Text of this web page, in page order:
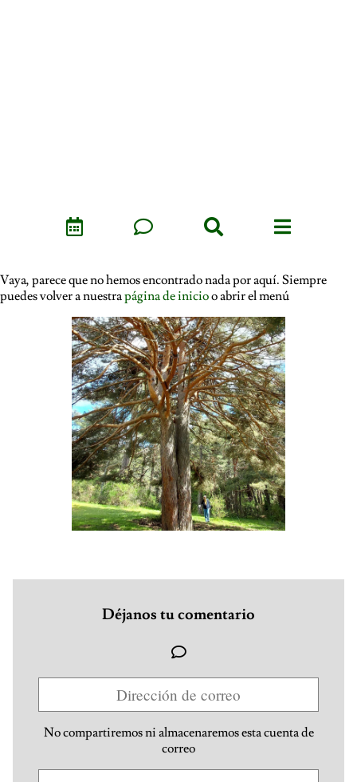
Vaya, parece que no hemos encontrado nada por aquí. Siempre
puedes volver a nuestrapágina de inicioo abrir el menú
Déjanos tu comentario
No compartiremos ni almacenaremos esta cuenta de
correo